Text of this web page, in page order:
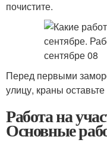
почистите.
Перед первыми
улицу, краны
Работа на
Основные